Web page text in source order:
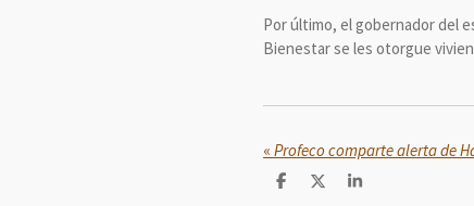
Por último, el gobernador del
Bienestar se les otorgue
«
C
C
C